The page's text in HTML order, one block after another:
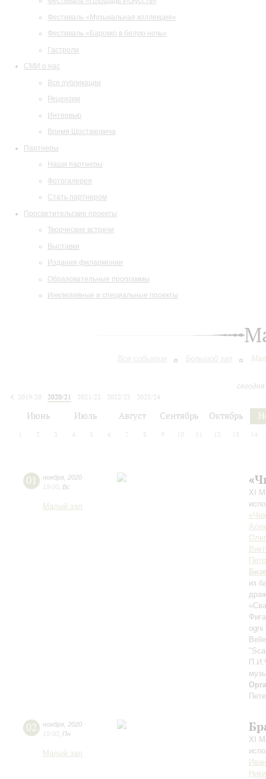
Фестиваль «Музыкальная коллекция»
Фестиваль «Барокко в белую ночь»
Гастроли
СМИ о нас
Все публикации
Рецензии
Интервью
Время Шостаковича
Партнеры
Наши партнеры
Фотогалерея
Стать партнером
Просветительские проекты
Творческие встречи
Выставки
Издания филармонии
Образовательные программы
Инклюзивные и специальные проекты
Все события Большой зал
2019/20
2020/21 2021/22 2022/23
2023/24
Июнь Июль Август Сентябрь Октябрь
1 2 3 4 5 6 7 8 9 10 12 13 14
01 ноября 2020
19:00 Вс
Малый зал
XI
Бизе
из
ogni
02 ноября 2020
19:00 Пн
Малый зал
XI